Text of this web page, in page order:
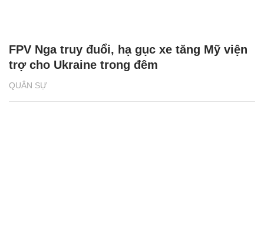
QUÂN SỰ
FPV Nga truy đuổi, hạ gục xe tăng Mỹ viện
trợ cho Ukraine trong đêm